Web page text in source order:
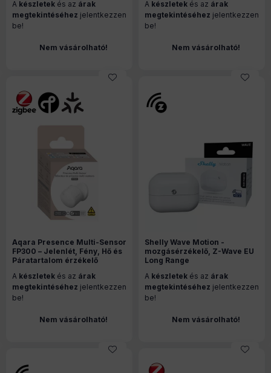
(SNZB-06P24)
A készletek és az árak
megtekintéséhez jelentkezzen
be!
Nem vásárolható!
A készletek és az árak
megtekintéséhez jelentkezzen
be!
Nem vásárolható!
Aqara Presence Multi-Sensor
FP300 – Jelenlét, Fény, Hő és
Páratartalom érzékelő
A készletek és az árak
megtekintéséhez jelentkezzen
be!
Nem vásárolható!
Shelly Wave Motion -
mozgásérzékelő, Z-Wave EU
Long Range
A készletek és az árak
megtekintéséhez jelentkezzen
be!
Nem vásárolható!